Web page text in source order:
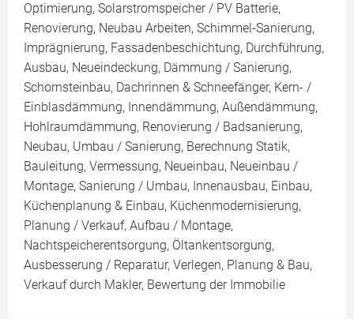
Optimierung, Solarstromspeicher / PV Batterie,
Renovierung, Neubau Arbeiten, Schimmel-Sanierung,
Imprägnierung, Fassadenbeschichtung, Durchführung,
Ausbau, Neueindeckung, Dämmung / Sanierung,
Schornsteinbau, Dachrinnen & Schneefänger, Kern- /
Einblasdämmung, Innendämmung, Außendämmung,
Hohlraumdämmung, Renovierung / Badsanierung,
Neubau, Umbau / Sanierung, Berechnung Statik,
Bauleitung, Vermessung, Neueinbau, Neueinbau /
Montage, Sanierung / Umbau, Innenausbau, Einbau,
Küchenplanung & Einbau, Küchenmodernisierung,
Planung / Verkauf, Aufbau / Montage,
Nachtspeicherentsorgung, Öltankentsorgung,
Ausbesserung / Reparatur, Verlegen, Planung & Bau,
Verkauf durch Makler, Bewertung der Immobilie